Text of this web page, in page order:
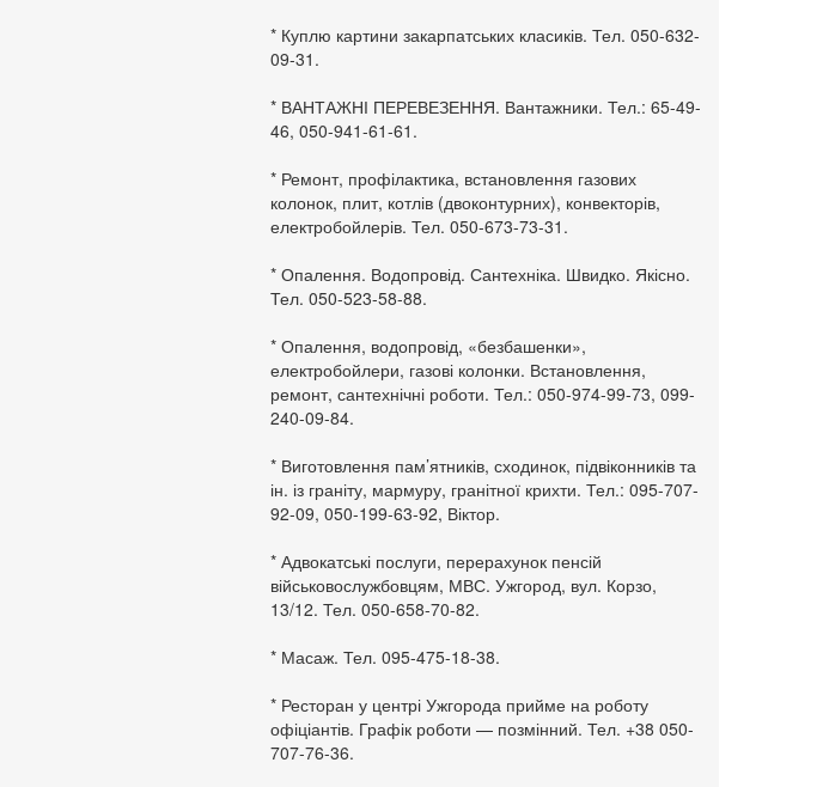
* Куплю картини закарпатських класиків. Тел. 050-632-
09-31.
* ВАНТАЖНІ ПЕРЕВЕЗЕННЯ. Вантажники. Тел.: 65-49-
46, 050-941-61-61.
* Ремонт, профілактика, встановлення газових
колонок, плит, котлів (двоконтурних), конвекторів,
електробойлерів. Тел. 050-673-73-31.
* Опалення. Водопровід. Сантехніка. Швидко. Якісно.
Тел. 050-523-58-88.
* Опалення, водопровід, «безбашенки»,
електробойлери, газові колонки. Встановлення,
ремонт, сантехнічні роботи. Тел.: 050-974-99-73, 099-
240-09-84.
* Виготовлення пам’ятників, сходинок, підвіконників та
ін. із граніту, мармуру, гранітної крихти. Тел.: 095-707-
92-09, 050-199-63-92, Віктор.
* Адвокатські послуги, перерахунок пенсій
військовослужбовцям, МВС. Ужгород, вул. Корзо,
13/12. Тел. 050-658-70-82.
* Масаж. Тел. 095-475-18-38.
* Ресторан у центрі Ужгорода прийме на роботу
офіціантів. Графік роботи — позмінний. Тел. +38 050-
707-76-36.